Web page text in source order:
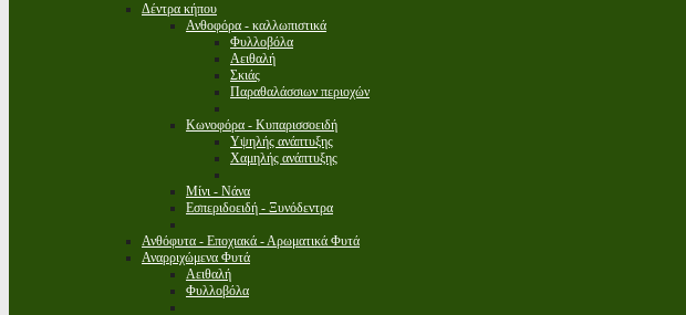
Δέντρα κήπου
Ανθοφόρα - καλλωπιστικά
Φυλλοβόλα
Αειθαλή
Σκιάς
Παραθαλάσσιων περιοχών
Κωνοφόρα - Κυπαρισσοειδή
Υψηλής ανάπτυξης
Χαμηλής ανάπτυξης
Μίνι - Νάνα
Εσπεριδοειδή - Ξυνόδεντρα
Ανθόφυτα - Εποχιακά - Αρωματικά Φυτά
Αναρριχώμενα Φυτά
Αειθαλή
Φυλλοβόλα